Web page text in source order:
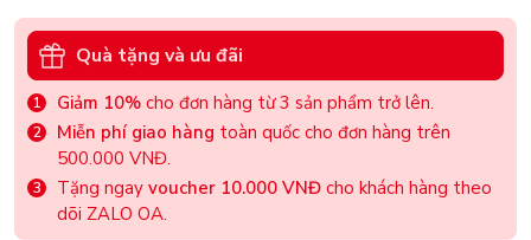
Quà tặng và ưu đãi
Giảm 10% cho đơn hàng từ 3 sản phẩm trở lên.
Miễn phí giao hàng toàn quốc cho đơn hàng trên
500.000 VNĐ.
Tặng ngay voucher 10.000 VNĐ cho khách hàng theo
dõi ZALO OA.